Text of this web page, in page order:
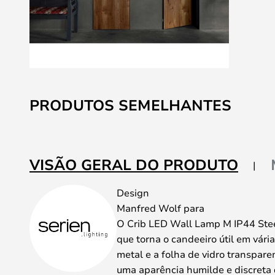
para
o
Galeria
de
PRODUTOS SEMELHANTES
VISÃO GERAL DO PRODUTO
Design
Manfred Wolf para
O Crib LED Wall Lamp M IP44
que torna o candeeiro útil em
metal e a folha de vidro
uma aparência humilde e